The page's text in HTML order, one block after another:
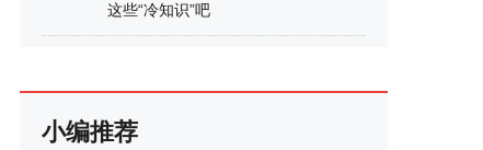
这些“冷知识”吧
小编推荐